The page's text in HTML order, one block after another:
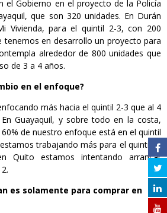
el Gobierno en el proyecto de la Policía
que son 320 unidades. En Durán
Vivienda, para el quintil 2-3, con 200
tenemos en desarrollo un proyecto para
alrededor de 800 unidades que
de 3 a 4 años.
en el enfoque?
más hacia el quintil 2-3 que al 4
Guayaquil, y sobre todo en la costa,
de nuestro enfoque está en el quintil
trabajando más para el quintil 3-
Quito estamos intentando arrancar
es solamente para comprar en